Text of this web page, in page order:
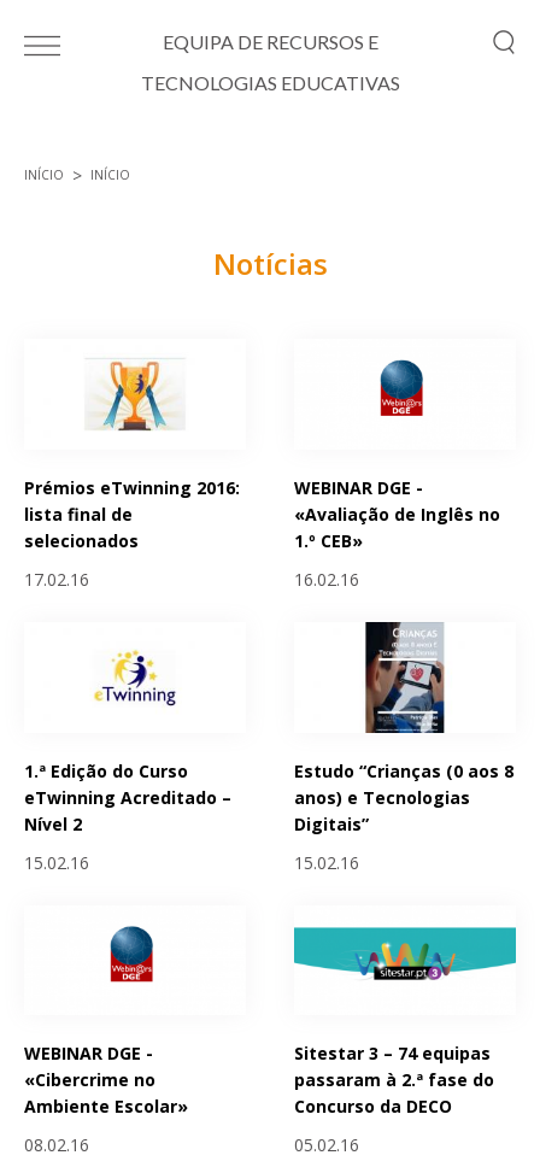
EQUIPA DE RECURSOS E
TECNOLOGIAS EDUCATIVAS
INÍCIO INÍCIO
Notícias
Prémios eTwinning 2016:
lista final de
selecionados
17.02.16
WEBINAR DGE -
«Avaliação de Inglês no
1.º CEB»
16.02.16
1.ª Edição do Curso
eTwinning Acreditado –
Nível 2
15.02.16
Estudo “Crianças (0 aos 8
anos) e Tecnologias
Digitais”
15.02.16
WEBINAR DGE -
«Cibercrime no
Ambiente Escolar»
08.02.16
Sitestar 3 – 74 equipas
passaram à 2.ª fase do
Concurso da DECO
05.02.16
Páginas